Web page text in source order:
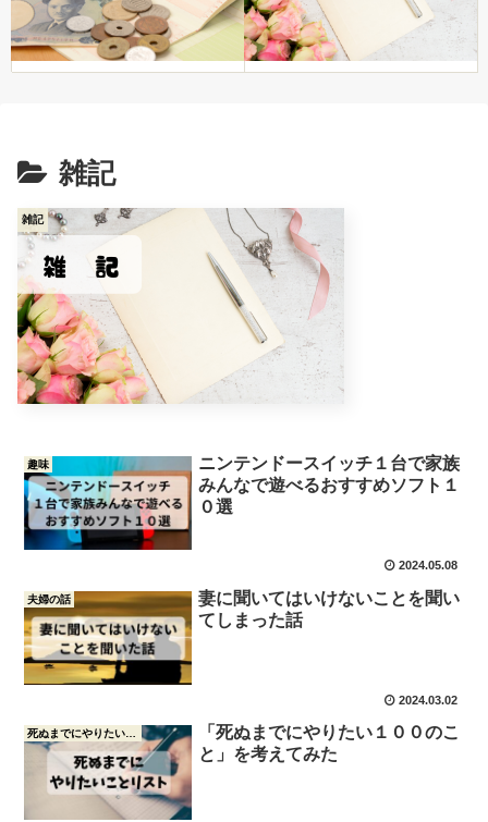
雑記
雑記
趣味
ニンテンドースイッチ１台で家族
みんなで遊べるおすすめソフト１
０選
2024.05.08
夫婦の話
妻に聞いてはいけないことを聞い
てしまった話
2024.03.02
死ぬまでにやりたい１００のこと
「死ぬまでにやりたい１００のこ
と」を考えてみた